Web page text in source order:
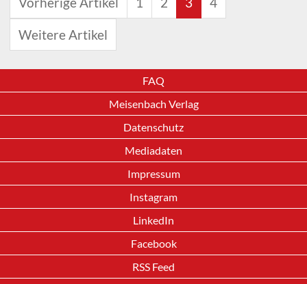
Weitere Artikel
FAQ
Meisenbach Verlag
Datenschutz
Mediadaten
Impressum
Instagram
LinkedIn
Facebook
RSS Feed